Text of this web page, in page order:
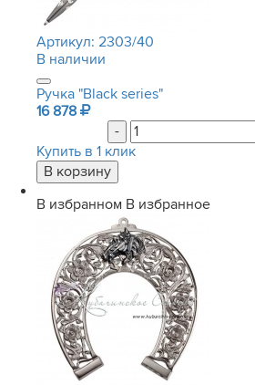
Артикул: 2303/40
В наличии
Ручка "Black series"
16 878
-
Купить в 1 клик
В избранном В избранное